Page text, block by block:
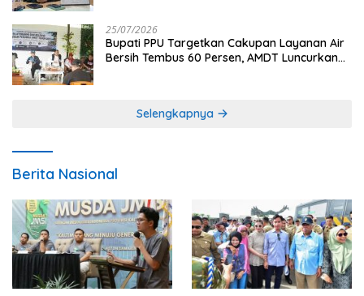
25/07/2026
Bupati PPU Targetkan Cakupan Layanan Air
Bersih Tembus 60 Persen, AMDT Luncurkan
Selengkapnya
Berita Nasional